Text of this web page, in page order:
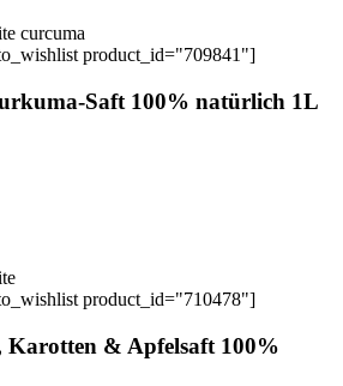
product_id="709841"]
Saft 100% natürlich 1L
product_id="710478"]
Karotten & Apfelsaft 100%